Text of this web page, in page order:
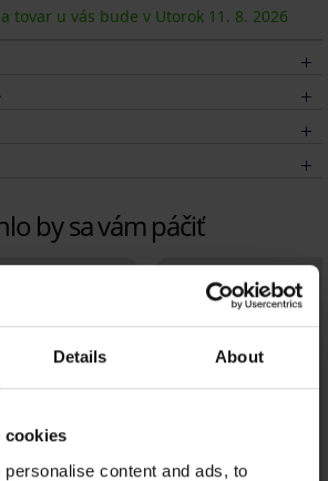
Details About
cookies
content and ads, to
tovar u vás bude v Utorok 11. 8. 2026
by sa vám páčiť